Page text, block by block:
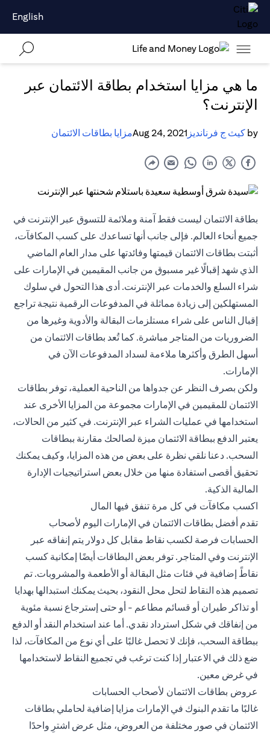
English
ما هي مزايا استخدام بطاقة الائتمان عبر
الإنترنت؟
by كيث ج فرنانديز Aug 24, 2021مزايا بطاقات الائتمان
بطاقة الائتمان ليست فقط آمنة وملائمة للتسوق عبر الإنترنت في
جميع أنحاء العالم. فإلى جانب أنها تساعدك على كسب المكافآت،
أثبتت بطاقات الائتمان قيمتها وفائدتها على مدار العام الماضي
الذي شهد إقبالًا غير مسبوق من جانب المقيمين في الإمارات على
شراء السلع والخدمات عبر الإنترنت. أدى هذا التحول في سلوك
المستهلكين إلى زيادة مماثلة في المدفوعات الرقمية نتيجة تراجع
إقبال الناس على شراء مستلزمات البقالة والأدوية وغيرها من
الضروريات من المتاجر مباشرة. كما تُعد بطاقات الائتمان من
أسهل الطرق وأكثرها ملاءمة لسداد المدفوعات الآن في
الإمارات.
ولكن بصرف النظر عن جدواها من الناحية العملية، توفر بطاقات
الائتمان للمقيمين في الإمارات مجموعة من المزايا الأخرى عند
استخدامها في عمليات الشراء عبر الإنترنت. في كثير من الحالات،
يعتبر الدفع ببطاقة الائتمان ميزة لصالحك مقارنة ببطاقات
السحب. دعنا نلقي نظرة على بعض من هذه المزايا، وكيف يمكنك
تحقيق أقصى استفادة منها من خلال بعض استراتيجيات الإدارة
المالية الذكية.
اكسب مكافآت في كل مرة تنفق فيها المال
تقدم أفضل بطاقات الائتمان في الإمارات اليوم لأصحاب
الحسابات فرصة لكسب نقاط مقابل كل دولار يتم إنفاقه عبر
الإنترنت وفي المتاجر. توفر بعض البطاقات أيضًا إمكانية كسب
نقاطً إضافية في فئات مثل البقالة أو الأطعمة والمشروبات. تم
تصميم هذه النقاط لتحل محل النقود، بحيث يمكنك استبدالها بهدايا
أو تذاكر طيران أو قسائم مطاعم - أو حتى إسترجاع نسبة مئوية
من إنفاقك في شكل استرداد نقدي. أما عند استخدام النقد أو الدفع
ببطاقة السحب، فإنك لا تحصل غالبًا على أي نوع من المكافآت، لذا
ضع ذلك في الاعتبار إذا كنت ترغب في تجميع النقاط لاستخدامها
في غرض معين.
عروض بطاقات الائتمان لأصحاب الحسابات
غالبًا ما تقدم البنوك في الإمارات مزايا إضافية لحاملي بطاقات
الائتمان في صور مختلفة من العروض، مثل عرض اشترِ واحدًا